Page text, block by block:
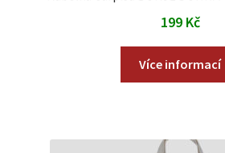
199 Kč
Více informací